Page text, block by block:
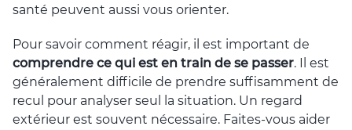
santé peuvent aussi vous orienter.
Pour savoir comment réagir, il est important de
comprendre ce qui est en train de se passer. Il est
généralement difficile de prendre suffisamment de
recul pour analyser seul la situation. Un regard
extérieur est souvent nécessaire. Faites-vous aider